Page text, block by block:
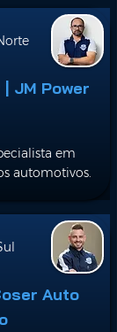
JM Power
em
automotivos.
Auto